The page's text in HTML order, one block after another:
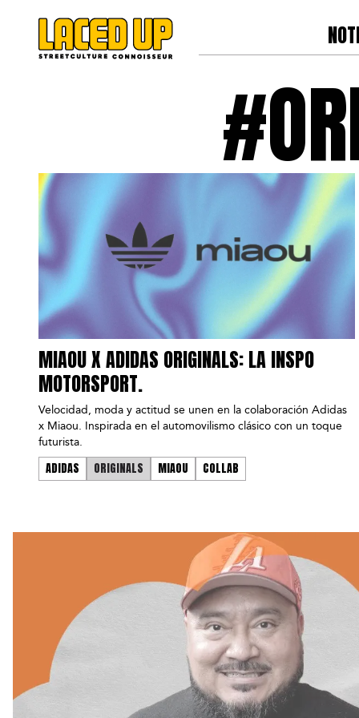
MIAOU X ADIDAS ORIGINALS: LA INSPO
MOTORSPORT.
Velocidad, moda y actitud se unen en la colaboración Adidas
x Miaou. Inspirada en el automovilismo clásico con un toque
futurista.
ADIDAS ORIGINALS MIAOU COLLAB